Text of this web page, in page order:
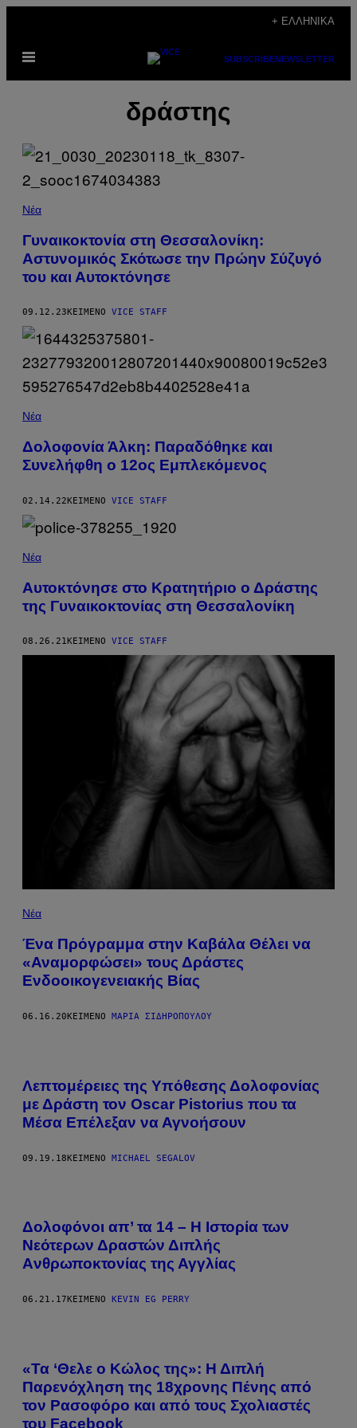
περιεχόμενο
+ ΕΛΛΗΝΙΚΆ
Ανοίξτε
μενού
SUBSCRIBENEWSLETTER
δράστης
Νέα
Γυναικοκτονία στη Θεσσαλονίκη:
Αστυνομικός Σκότωσε την Πρώην Σύζυγό
του και Αυτοκτόνησε
09.12.23 ΚΕΊΜΕΝΟ VICE STAFF
Νέα
Δολοφονία Άλκη: Παραδόθηκε και
Συνελήφθη ο 12ος Εμπλεκόμενος
02.14.22ΚΕΊΜΕΝΟ VICE STAFF
Νέα
Αυτοκτόνησε στο Κρατητήριο ο Δράστης
της Γυναικοκτονίας στη Θεσσαλονίκη
08.26.21 ΚΕΊΜΕΝΟ VICE STAFF
Νέα
Ένα Πρόγραμμα στην Καβάλα Θέλει να
«Αναμορφώσει» τους Δράστες
Ενδοοικογενειακής Βίας
06.16.20ΚΕΊΜΕΝΟ ΜΑΡΊΑ ΣΙΔΗΡΟΠΟΎΛΟΥ
Λεπτομέρειες της Υπόθεσης Δολοφονίας
με Δράστη τον Oscar Pistorius που τα
Μέσα Επέλεξαν να Αγνοήσουν
09.19.18ΚΕΊΜΕΝΟ MICHAEL SEGALOV
Δολοφόνοι απ’ τα 14 – Η Ιστορία των
Νεότερων Δραστών Διπλής
Aνθρωποκτονίας της Αγγλίας
06.21.17 ΚΕΊΜΕΝΟ KEVIN EG PERRY
«Τα ‘Θελε ο Κώλος της»: Η Διπλή
Παρενόχληση της 18χρονης Πένης από
τον Ρασοφόρο και από τους Σχολιαστές
του Facebook